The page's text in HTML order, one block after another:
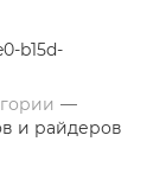
b15d-
—
и райдеров